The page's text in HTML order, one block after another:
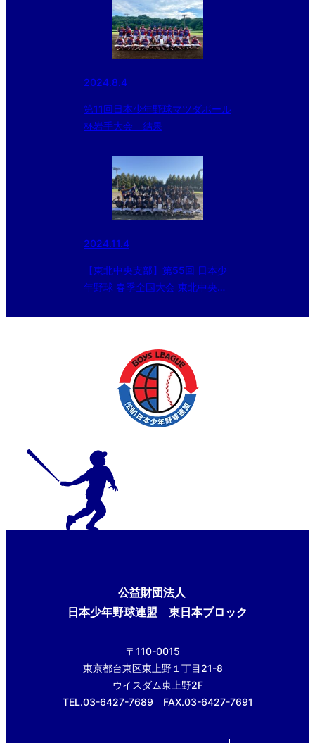
2024.8.4
第11回日本少年野球マツダボール
杯岩手大会 結果
2024.11.4
【東北中央支部】第55回 日本少
年野球 春季全国大会 東北中央支
公益財団法人
日本少年野球連盟 東日本ブロック
〒110-0015
東京都台東区東上野１丁目21-8
ウイスダム東上野2F
TEL.03-6427-7689 FAX.03-6427-7691